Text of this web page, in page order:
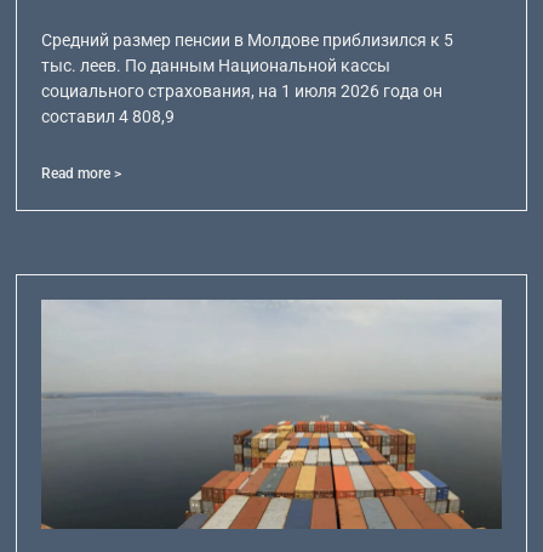
Средний размер пенсии в Молдове приблизился к 5
тыс. леев. По данным Национальной кассы
социального страхования, на 1 июля 2026 года он
составил 4 808,9
Read more >